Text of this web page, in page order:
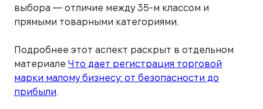
выбора — отличие между 35-м классом и
прямыми товарными категориями.
Подробнее этот аспект раскрыт в отдельном
материале Что дает регистрация торговой
марки малому бизнесу: от безопасности до
прибыли.